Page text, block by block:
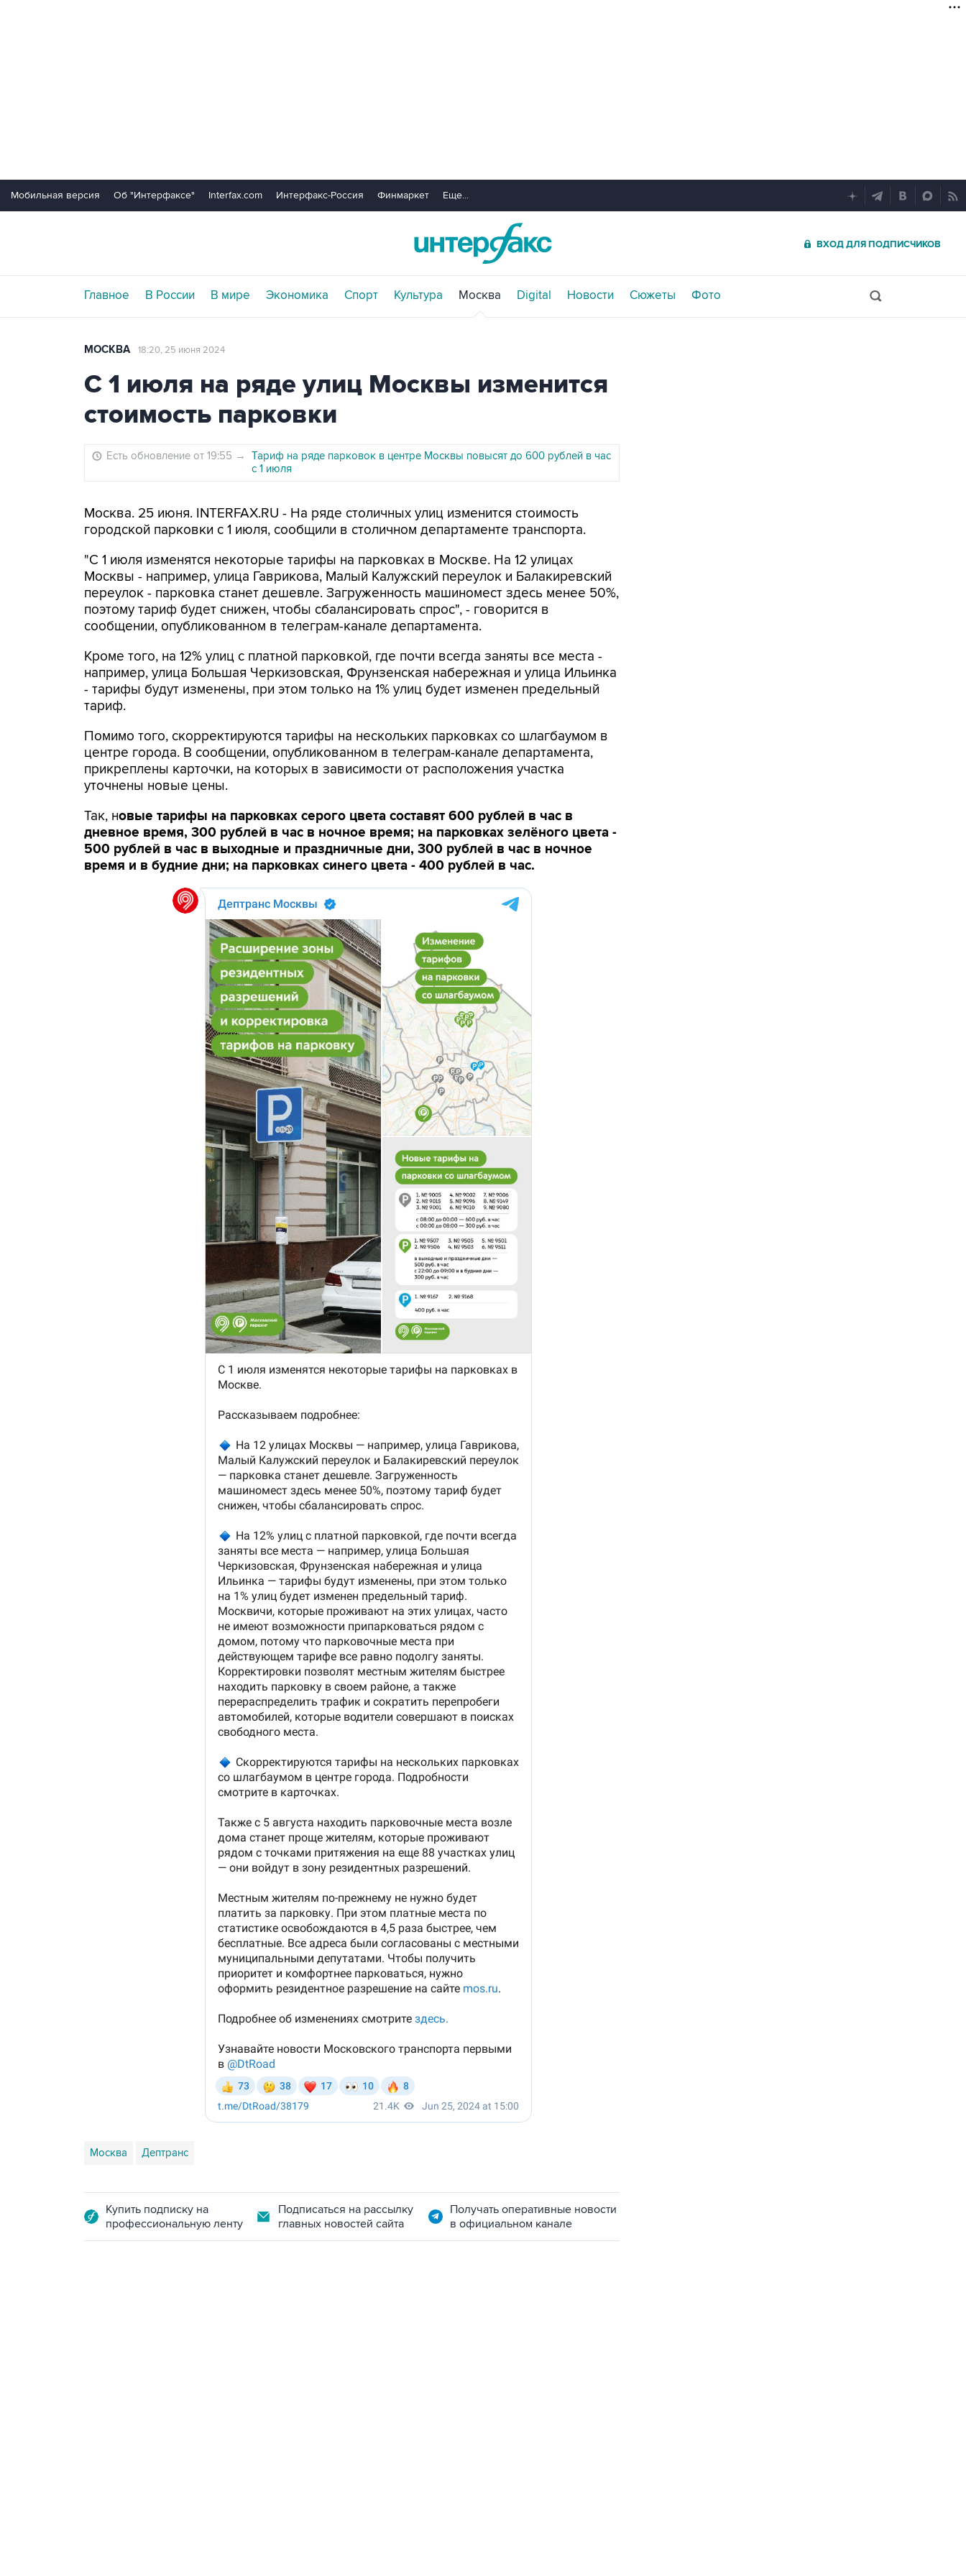
Мобильная версия Об "Интерфаксе" Interfax.com Интерфакс-Россия Финмаркет Еще...
ВХОД ДЛЯ ПОДПИСЧИКОВ
Главное В России В мире Экономика Спорт Культура Москва Digital Новости Сюжеты Фото
МОСКВА 18:20, 25 июня 2024
С 1 июля на ряде улиц Москвы изменится
стоимость парковки
Есть обновление от 19:55 →
Тариф на ряде парковок в центре Москвы повысят до 600 рублей в час
с 1 июля
Москва. 25 июня. INTERFAX.RU - На ряде столичных улиц изменится стоимость
городской парковки с 1 июля, сообщили в столичном департаменте транспорта.
"С 1 июля изменятся некоторые тарифы на парковках в Москве. На 12 улицах
Москвы - например, улица Гаврикова, Малый Калужский переулок и Балакиревский
переулок - парковка станет дешевле. Загруженность машиномест здесь менее 50%,
поэтому тариф будет снижен, чтобы сбалансировать спрос", - говорится в
сообщении, опубликованном в телеграм-канале департамента.
Кроме того, на 12% улиц с платной парковкой, где почти всегда заняты все места -
например, улица Большая Черкизовская, Фрунзенская набережная и улица Ильинка
- тарифы будут изменены, при этом только на 1% улиц будет изменен предельный
тариф.
Помимо того, скорректируются тарифы на нескольких парковках со шлагбаумом в
центре города. В сообщении, опубликованном в телеграм-канале департамента,
прикреплены карточки, на которых в зависимости от расположения участка
уточнены новые цены.
Так, новые тарифы на парковках серого цвета составят 600 рублей в час в
дневное время, 300 рублей в час в ночное время; на парковках зелёного цвета -
500 рублей в час в выходные и праздничные дни, 300 рублей в час в ночное
время и в будние дни; на парковках синего цвета - 400 рублей в час.
Москва Дептранс
Купить подписку на
профессиональную ленту
Подписаться на рассылку
главных новостей сайта
Получать оперативные новости
в официальном канале